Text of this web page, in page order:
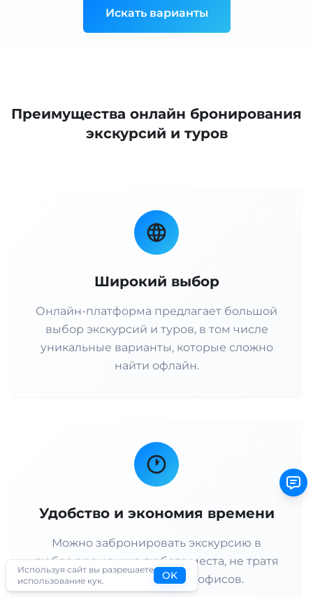
Искать варианты
Преимущества онлайн бронирования
экскурсий и туров
Широкий выбор
Онлайн-платформа предлагает большой
выбор экскурсий и туров, в том числе
уникальные варианты, которые сложно
найти офлайн.
Удобство и экономия времени
Можно забронировать экскурсию в
любое время и из любого места, не тратя
время на посещение офисов.
Используя сайт вы разрешаете
использование кук.
OK